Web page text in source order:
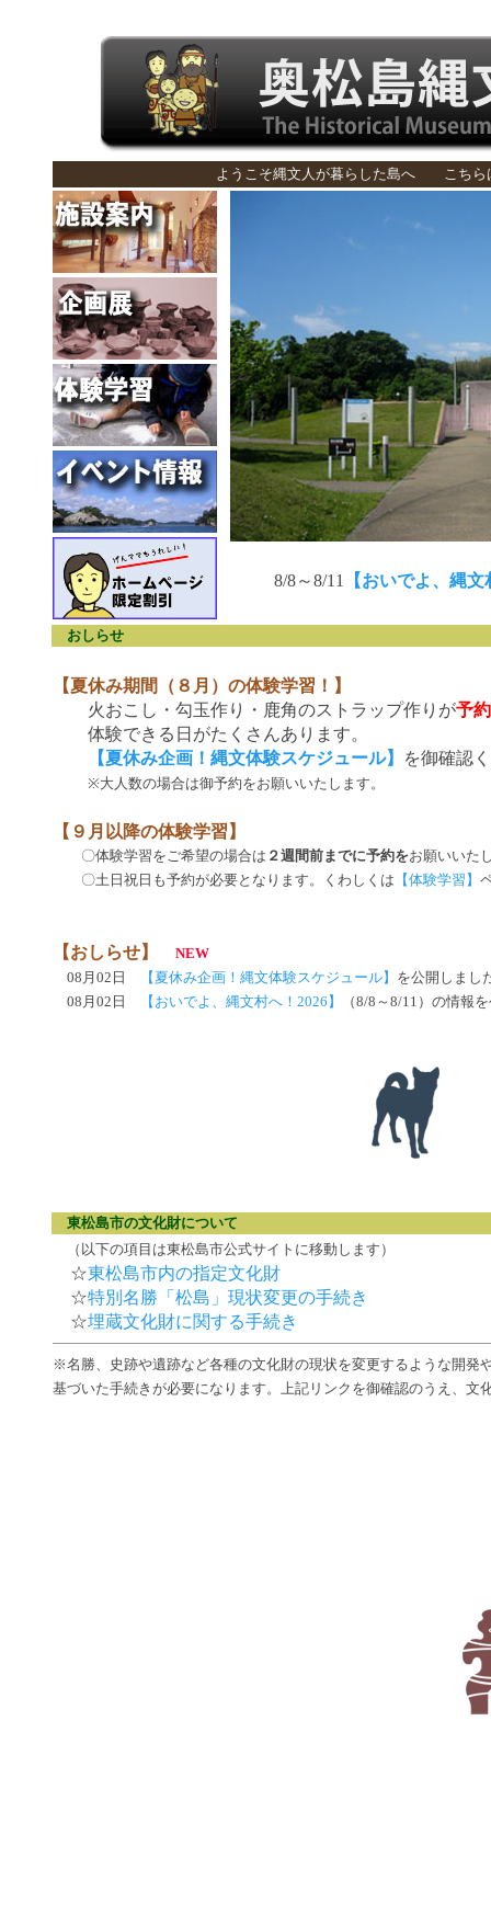
ようこそ縄文人が暮らした島へ こちら
8/8～8/11 【おいでよ、縄
おしらせ
【夏休み期間（８月）の体験学習！】
火おこし・勾玉作り・鹿角のストラップ作りが予
体験できる日がたくさんあります。
【夏休み企画！縄文体験スケジュール】
を御確認
※大人数の場合は御予約をお願いいたします。
【９月以降の体験学習】
〇体験学習をご希望の場合は ２週間前までに予約をお願いいた
〇土日祝日も予約が必要となります。くわしくは 【体験学習】
【おしらせ】
NEW
08月02日
【夏休み企画！縄文体験スケジュール】 を公開しまし
08月02日
【おいでよ、縄文村へ！2026】 （8/8～8/11）の情報
東松島市の文化財について
（以下の項目は東松島市公式サイトに移動します）
☆東松島市内の指定文化財
☆特別名勝「松島」現状変更の手続き
☆埋蔵文化財に関する手続き
※名勝、史跡や遺跡など各種の文化財の現状を変更するような開発
基づいた手続きが必要になります。上記リンクを御確認のうえ、文